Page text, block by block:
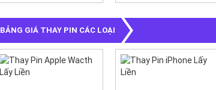
BẢNG GIÁ THAY PIN CÁC LOẠI